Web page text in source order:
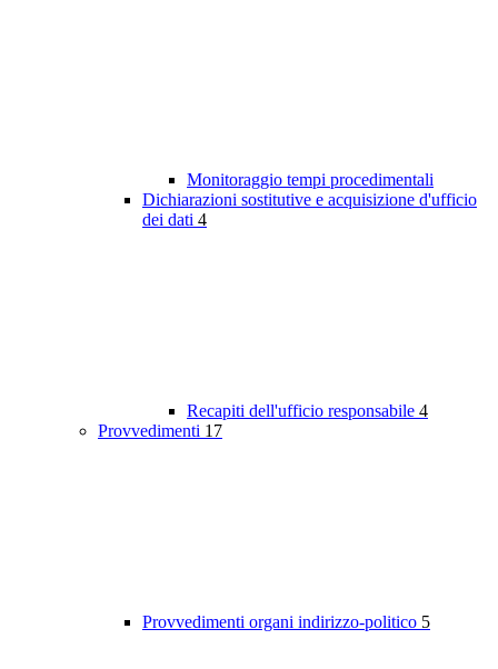
Monitoraggio tempi procedimentali
Dichiarazioni sostitutive e acquisizione d'ufficio
dei dati 4
Recapiti dell'ufficio responsabile 4
Provvedimenti 17
Provvedimenti organi indirizzo-politico 5